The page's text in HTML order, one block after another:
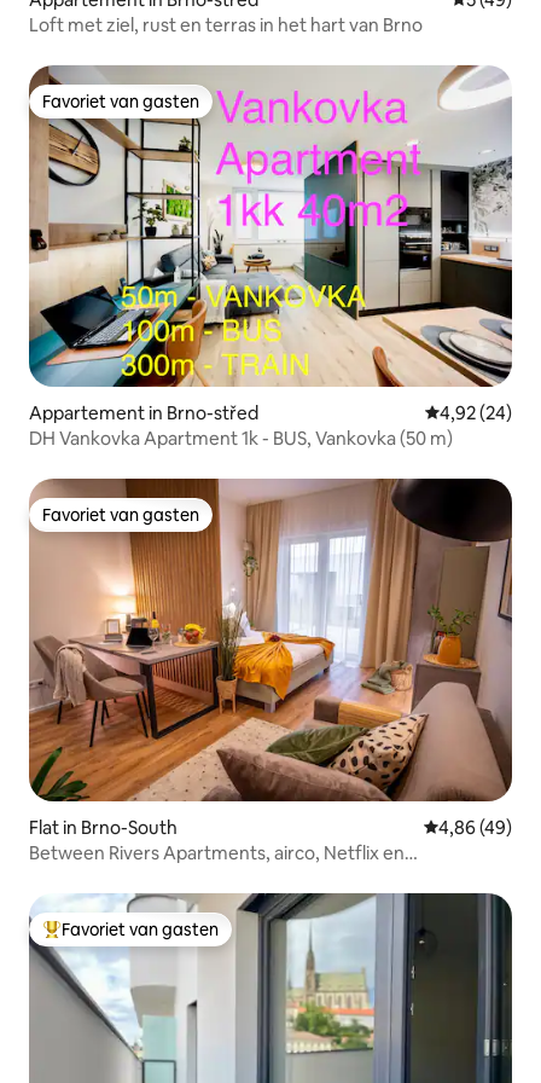
Loft met ziel, rust en terras in het hart van Brno
Favoriet van gasten
Favoriet van gasten
Appartement in Brno-střed Gemiddelde
4,92 (24)
DH Vankovka Apartment 1k - BUS, Vankovka (50 m)
Favoriet van gasten
Favoriet van gasten
Flat in Brno-South Gemiddelde
4,86 (49)
Between Rivers Apartments, airco, Netflix en
Topfavoriet van gasten
Favoriet van gasten